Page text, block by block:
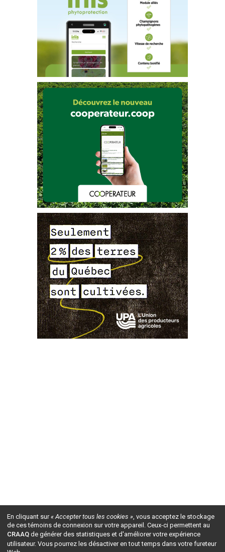
En cliquant sur« Accepter tous les cookies », vous acceptez le stockage
de ces témoins de connexion sur votre appareil. Ceux-ci permettent au
CRAAQ de générer des statistiques et d'améliorer votre expérience
utilisateur. Vous pourrez les désactiver en tout temps dans votre fureteur